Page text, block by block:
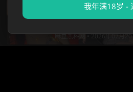
姆巴佩伊比沙游艇激情热
坛热议
麻豆黑料网 •2026年07月20
我年满18岁 -